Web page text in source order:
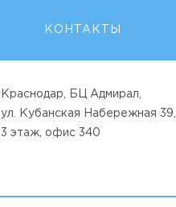
КОНТАКТЫ
Краснодар, БЦ Адмирал,
ул. Кубанская Набережная 39,
3 этаж, офис 340